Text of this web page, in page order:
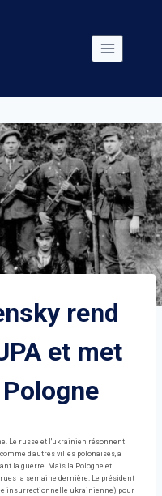
rend
et met
Le russe et l'ukrainien résonnent
d'autres villes polonaises, a
la guerre. Mais la Pologne et
la semaine dernière. Le président
insurrectionnelle ukrainienne) pour